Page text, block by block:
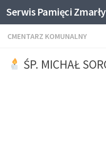
Skip to content
Serwis Pamięci
CMENTARZ KOMUNALNY
ŚP. MICHAŁ